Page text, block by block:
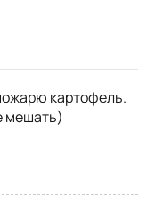
картофель.
мешать)